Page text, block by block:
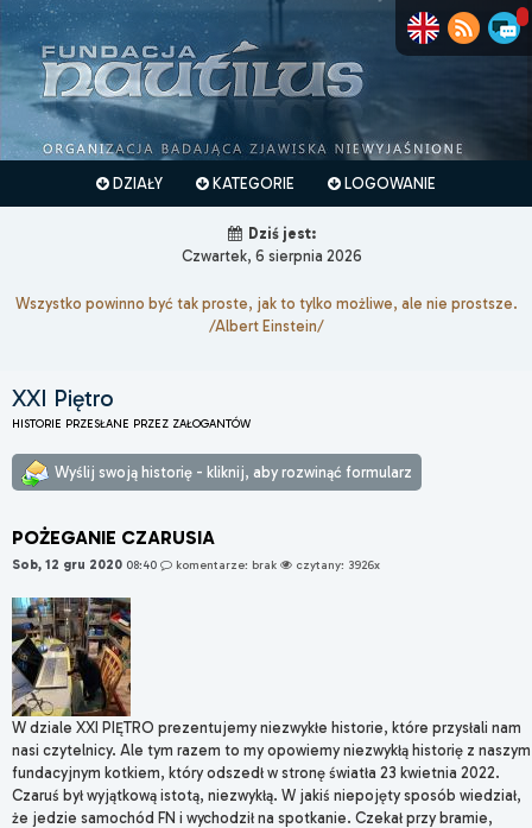
DZIAŁY KATEGORIE LOGOWANIE
Dziś jest:
Czwartek, 6 sierpnia 2026
Wszystko powinno być tak proste, jak to tylko możliwe, ale nie prostsze.
/Albert Einstein/
XXI Piętro
HISTORIE PRZESŁANE PRZEZ ZAŁOGANTÓW
Wyślij swoją historię - kliknij, aby rozwinąć formularz
POŻEGANIE CZARUSIA
Sob, 12 gru 2020 08:40 komentarze: brak czytany: 3926x
W dziale XXI PIĘTRO prezentujemy niezwykłe historie, które przysłali nam
nasi czytelnicy. Ale tym razem to my opowiemy niezwykłą historię z naszym
fundacyjnym kotkiem, który odszedł w stronę światła 23 kwietnia 2022.
Czaruś był wyjątkową istotą, niezwykłą. W jakiś niepojęty sposób wiedział,
że jedzie samochód FN i wychodził na spotkanie. Czekał przy bramie,